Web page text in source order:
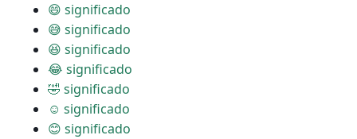
😄 significado
😅 significado
😆 significado
😂 significado
🤣 significado
☺ significado
😊 significado